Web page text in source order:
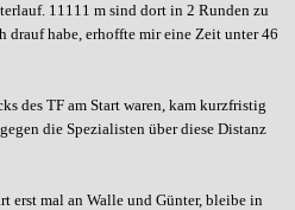
11111 m sind dort in 2 Runden zu
drauf habe, erhoffte mir eine Zeit unter 46
des TF am Start waren, kam kurzfristig
die Spezialisten über diese Distanz
erst mal an Walle und Günter, bleibe in